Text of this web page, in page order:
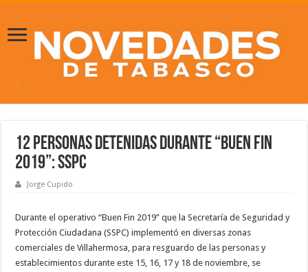
12 personas detenidas durante “Buen Fin
2019”: SSPC
Jorge Cupido
Durante el operativo “Buen Fin 2019” que la Secretaría de Seguridad y
Protección Ciudadana (SSPC) implementó en diversas zonas
comerciales de Villahermosa, para resguardo de las personas y
establecimientos durante este 15, 16, 17 y 18 de noviembre, se